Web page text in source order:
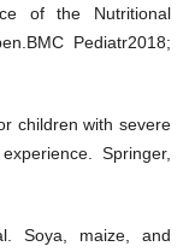
of the Nutritional
Pediatr2018;
children with severe
Springer,
Soya, maize, and